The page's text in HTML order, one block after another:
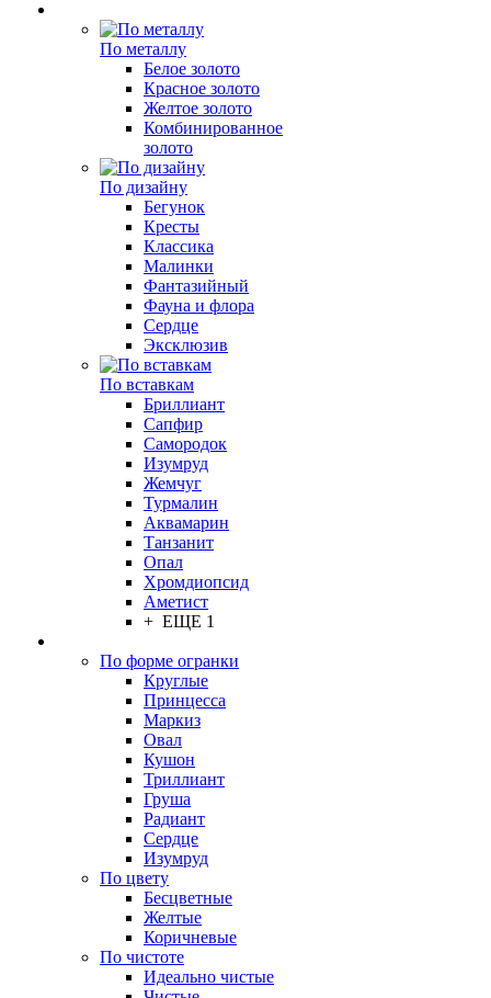
По металлу
Белое золото
Красное золото
Желтое золото
Комбинированное
золото
По дизайну
Бегунок
Кресты
Классика
Малинки
Фантазийный
Фауна и флора
Сердце
Эксклюзив
По вставкам
Бриллиант
Сапфир
Самородок
Изумруд
Жемчуг
Турмалин
Аквамарин
Танзанит
Опал
Хромдиопсид
Аметист
+ ЕЩЕ 1
По форме огранки
Круглые
Принцесса
Маркиз
Овал
Кушон
Триллиант
Груша
Радиант
Сердце
Изумруд
По цвету
Бесцветные
Желтые
Коричневые
По чистоте
Идеально чистые